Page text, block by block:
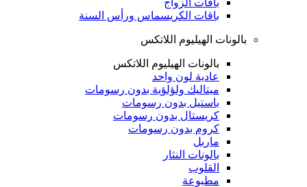
باقات الكريسماس ورأس السنة
بالونات الهيليوم اللاتكس
بالونات الهيليوم اللاتكس
عادية لون واحد
ميتاليك ولؤلؤية بدون رسومات
باستيل بدون رسومات
كريستال بدون رسومات
كروم بدون رسومات
ماربل
بالونات النثار
القلوب
مطبوعة